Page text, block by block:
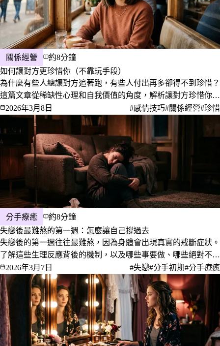
關係經營
約8分鐘
如何讓對方更珍惜你（不靠玩手段）
為什麼有些人總讓對方追著跑，有些人付出再多卻得不到珍惜？
這篇文章從稀缺性心理和自我價值的角度，解析讓對方珍惜你的
真正關鍵，不需要耍心機，而是真正活得讓自己值得被珍惜。
2026年3月8日 #感情技巧#關係經營#珍惜
分手療癒
約8分鐘
失戀後最難熬的第一週：怎麼讓自己撐過去
失戀後的第一週往往最難熬，因為身體會出現真實的戒斷症狀。
了解這些生理反應背後的機制，以及哪些事要做、哪些絕對不要
做，幫助你撐過最艱難的七天。
2026年3月7日 #失戀#分手初期#分手療癒